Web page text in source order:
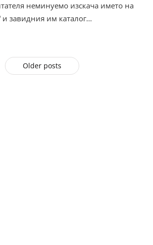
неминуемо изскача името на
и завидния им каталог…
Older posts